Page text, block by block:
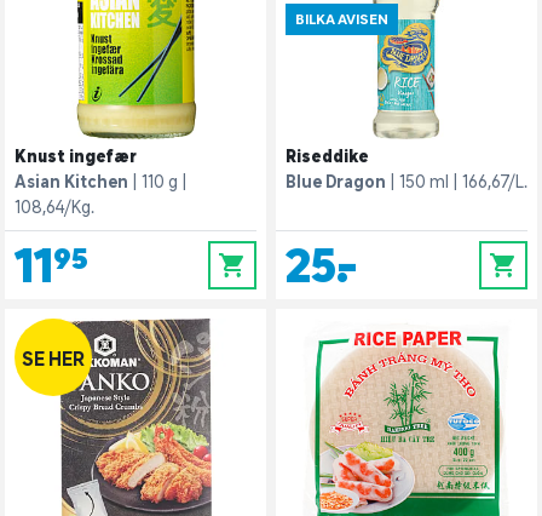
Knust ingefær
Asian Kitchen
110 g
108,64/Kg.
11,95 0
BILKA AVISEN
Riseddike
Blue Dragon
150 ml 166,67/L.
25,- 0
SE HER